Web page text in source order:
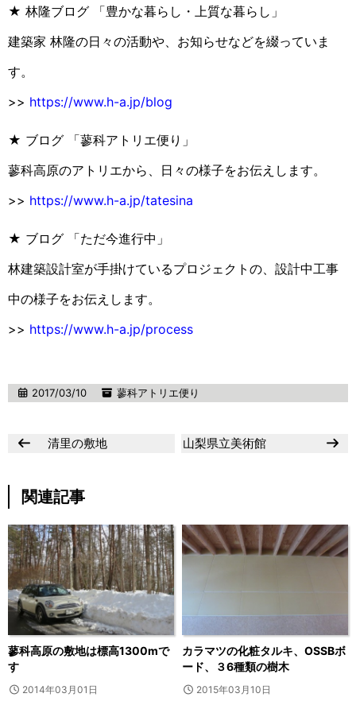
★ 林隆ブログ 「豊かな暮らし・上質な暮らし」
建築家 林隆の日々の活動や、お知らせなどを綴っていま
す。
>> https://www.h-a.jp/blog
★ ブログ 「蓼科アトリエ便り」
蓼科高原のアトリエから、日々の様子をお伝えします。
>> https://www.h-a.jp/tatesina
★ ブログ 「ただ今進行中」
林建築設計室が手掛けているプロジェクトの、設計中工事
中の様子をお伝えします。
>> https://www.h-a.jp/process
2017/03/10 蓼科アトリエ便り
清里の敷地 山梨県立美術館
関連記事
蓼科高原の敷地は標高1300mで
す
2014年03月01日
カラマツの化粧タルキ、OSSBボ
ード、３6種類の樹木
2015年03月10日